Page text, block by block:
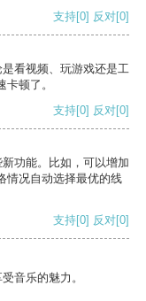
支持[0] 反对[0]
看视频、玩游戏还是工
顿了。
支持[0] 反对[0]
功能。比如，可以增加
情况自动选择最优的线
支持[0] 反对[0]
音乐的魅力。